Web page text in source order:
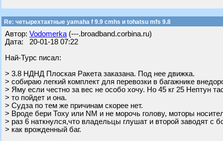
Re: четырехтактные yamaha f 9.9 cmhs и tohatsu mfs 9.8
Автор: Vodomerka (---.broadband.corbina.ru)
Дата: 20-01-18 07:22
Най-Турс писал:
> 3.8 НДНД Плоская Ракета заказана. Под нее движка.
> собираю легкий комплект для перевозки в багажнике
> Яму если честно за вес не особо хочу. Но 45 кг 25 Нептун
> то пойдет и она.
> Судза по тем же причинам скорее нет.
> Вроде бери Тоху или NM и не морочь голову, моторы
> раз 6 наткнулся,что владельцы глушат и второй заводят с
> как врожденный баг.